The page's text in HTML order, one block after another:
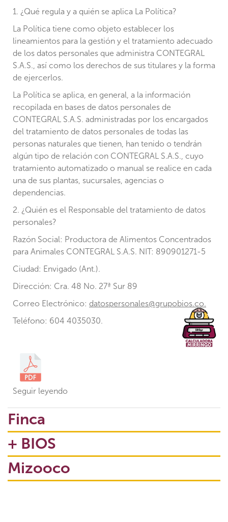
1. ¿Qué regula y a quién se aplica La Política?
La Política tiene como objeto establecer los
lineamientos para la gestión y el tratamiento adecuado
de los datos personales que administra CONTEGRAL
S.A.S., así como los derechos de sus titulares y la forma
de ejercerlos.
La Política se aplica, en general, a la información
recopilada en bases de datos personales de
CONTEGRAL S.A.S. administradas por los encargados
del tratamiento de datos personales de todas las
personas naturales que tienen, han tenido o tendrán
algún tipo de relación con CONTEGRAL S.A.S., cuyo
tratamiento automatizado o manual se realice en cada
una de sus plantas, sucursales, agencias o
dependencias.
2. ¿Quién es el Responsable del tratamiento de datos
personales?
Razón Social: Productora de Alimentos Concentrados
para Animales CONTEGRAL S.A.S. NIT: 890901271-5
Ciudad: Envigado (Ant.).
Dirección: Cra. 48 No. 27ª Sur 89
Correo Electrónico: datospersonales@grupobios.co.
Teléfono: 604 4035030.
Seguir leyendo
Finca
+ BIOS
Mizooco